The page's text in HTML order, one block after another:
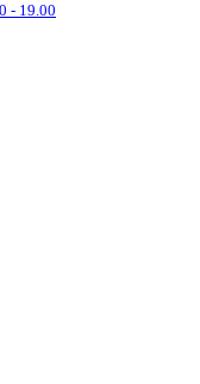
- 19.00